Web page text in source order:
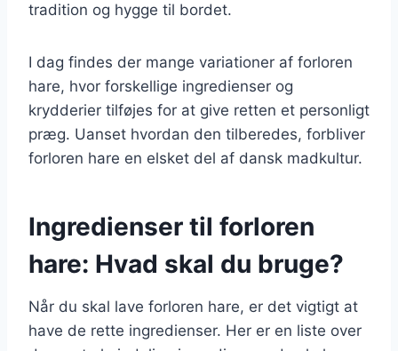
tradition og hygge til bordet.
I dag findes der mange variationer af forloren
hare, hvor forskellige ingredienser og
krydderier tilføjes for at give retten et personligt
præg. Uanset hvordan den tilberedes, forbliver
forloren hare en elsket del af dansk madkultur.
Ingredienser til forloren
hare: Hvad skal du bruge?
Når du skal lave forloren hare, er det vigtigt at
have de rette ingredienser. Her er en liste over